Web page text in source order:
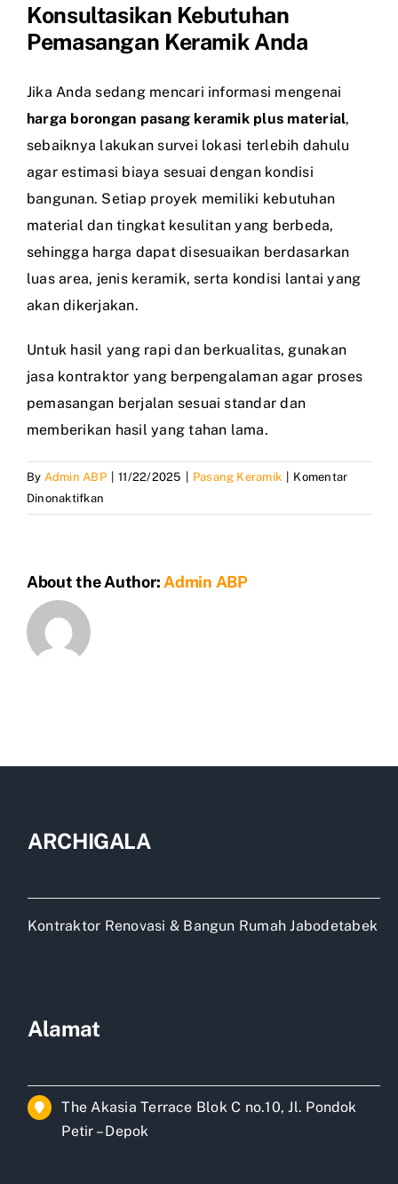
Konsultasikan Kebutuhan
Pemasangan Keramik Anda
Jika Anda sedang mencari informasi mengenai
harga borongan pasang keramik plus material,
sebaiknya lakukan survei lokasi terlebih dahulu
agar estimasi biaya sesuai dengan kondisi
bangunan. Setiap proyek memiliki kebutuhan
material dan tingkat kesulitan yang berbeda,
sehingga harga dapat disesuaikan berdasarkan
luas area, jenis keramik, serta kondisi lantai yang
akan dikerjakan.
Untuk hasil yang rapi dan berkualitas, gunakan
jasa kontraktor yang berpengalaman agar proses
pemasangan berjalan sesuai standar dan
memberikan hasil yang tahan lama.
By Admin ABP 11/22/2025 Pasang Keramik
Komentar
Dinonaktifkan
Harga
keramik
About the Author: Admin ABP
ARCHIGALA
Kontraktor Renovasi & Bangun Rumah Jabodetabek
Alamat
The Akasia Terrace Blok C no.10, Jl. Pondok
Petir – Depok